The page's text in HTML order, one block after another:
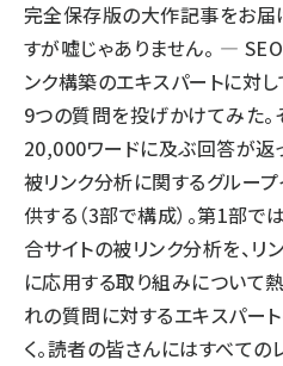
完全保存版の大作記事をお届
すが嘘じゃありません。 —
ンク構築のエキスパートに対
9つの質問を投げかけてみた。
20,000ワードに及ぶ回答が返
被リンク分析に関するグルー
供する（3部で構成）。第1部で
合サイトの被リンク分析を、
に応用する取り組みについて
れの質問に対するエキスパー
く。読者の皆さんにはすべての